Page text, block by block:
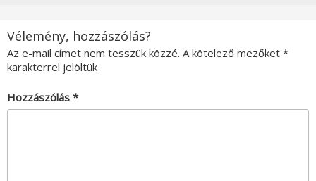
Vélemény, hozzászólás?
Az e-mail címet nem tesszük közzé. A kötelező mezőket *
karakterrel jelöltük
Hozzászólás *